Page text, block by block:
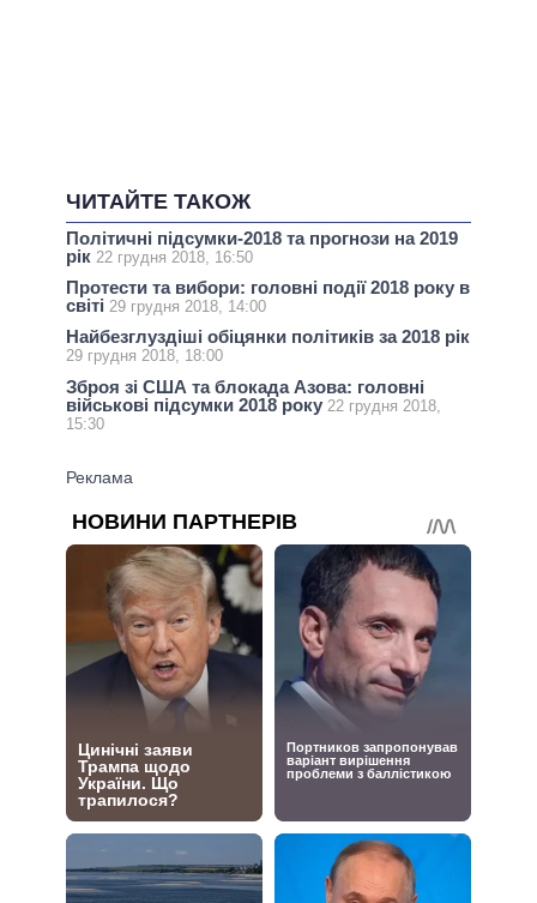
ЧИТАЙТЕ ТАКОЖ
Політичні підсумки-2018 та прогнози на 2019
рік 22 грудня 2018, 16:50
Протести та вибори: головні події 2018 року в
світі 29 грудня 2018, 14:00
Найбезглуздіші обіцянки політиків за 2018 рік
29 грудня 2018, 18:00
Зброя зі США та блокада Азова: головні
військові підсумки 2018 року 22 грудня 2018,
15:30